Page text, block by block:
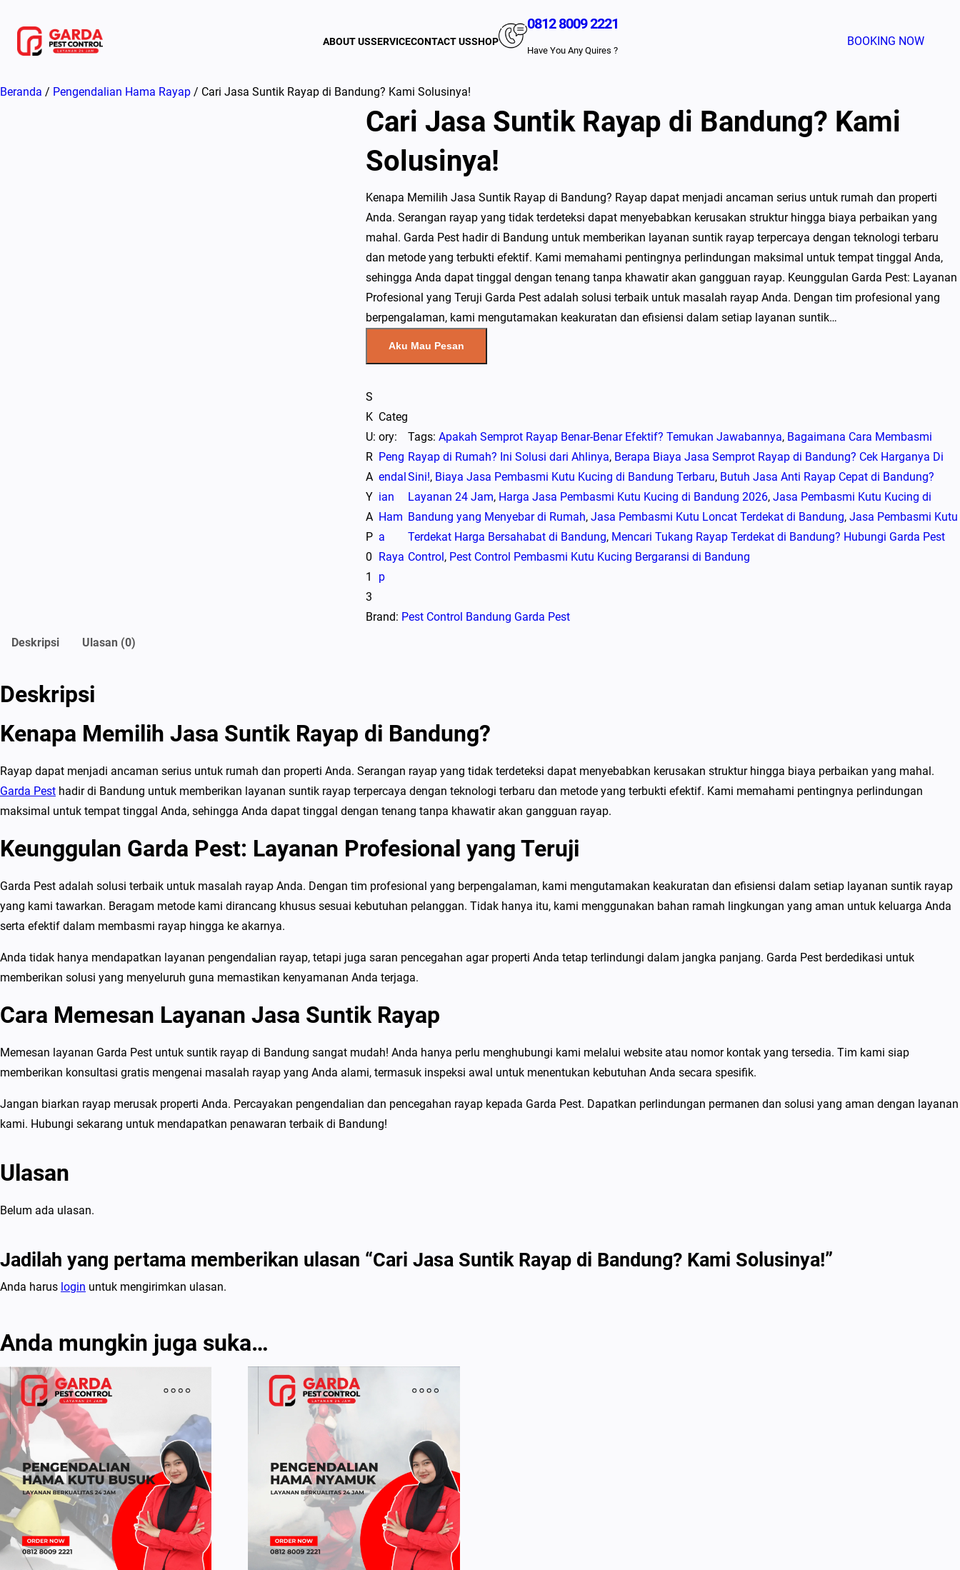
konten
ABOUT USSERVICECONTACT USSHOP
0812 8009 2221
Have You Any Quires ?
BOOKING NOW
Beranda / Pengendalian Hama Rayap / Cari Jasa Suntik Rayap di Bandung? Kami Solusinya!
Cari Jasa Suntik Rayap di Bandung? Kami
Solusinya!
Kenapa Memilih Jasa Suntik Rayap di Bandung? Rayap dapat menjadi ancaman serius untuk rumah dan properti
Anda. Serangan rayap yang tidak terdeteksi dapat menyebabkan kerusakan struktur hingga biaya perbaikan yang
mahal. Garda Pest hadir di Bandung untuk memberikan layanan suntik rayap terpercaya dengan teknologi terbaru
dan metode yang terbukti efektif. Kami memahami pentingnya perlindungan maksimal untuk tempat tinggal Anda,
sehingga Anda dapat tinggal dengan tenang tanpa khawatir akan gangguan rayap. Keunggulan Garda Pest: Layanan
Profesional yang Teruji Garda Pest adalah solusi terbaik untuk masalah rayap Anda. Dengan tim profesional yang
berpengalaman, kami mengutamakan keakuratan dan efisiensi dalam setiap layanan suntik…
Aku Mau Pesan
S
K
U:
R
A
Y
A
P
0
1
3
Categ
ory:
Peng
endal
ian
Ham
a
Raya
p
Tags: Apakah Semprot Rayap Benar-Benar Efektif? Temukan Jawabannya, Bagaimana Cara Membasmi
Rayap di Rumah? Ini Solusi dari Ahlinya, Berapa Biaya Jasa Semprot Rayap di Bandung? Cek Harganya Di
Sini!, Biaya Jasa Pembasmi Kutu Kucing di Bandung Terbaru, Butuh Jasa Anti Rayap Cepat di Bandung?
Layanan 24 Jam, Harga Jasa Pembasmi Kutu Kucing di Bandung 2026, Jasa Pembasmi Kutu Kucing di
Bandung yang Menyebar di Rumah, Jasa Pembasmi Kutu Loncat Terdekat di Bandung, Jasa Pembasmi Kutu
Terdekat Harga Bersahabat di Bandung, Mencari Tukang Rayap Terdekat di Bandung? Hubungi Garda Pest
Control, Pest Control Pembasmi Kutu Kucing Bergaransi di Bandung
Brand: Pest Control Bandung Garda Pest
Deskripsi
Ulasan (0)
Deskripsi
Kenapa Memilih Jasa Suntik Rayap di Bandung?
Rayap dapat menjadi ancaman serius untuk rumah dan properti Anda. Serangan rayap yang tidak terdeteksi dapat menyebabkan kerusakan struktur hingga biaya perbaikan yang mahal.
Garda Pest hadir di Bandung untuk memberikan layanan suntik rayap terpercaya dengan teknologi terbaru dan metode yang terbukti efektif. Kami memahami pentingnya perlindungan
maksimal untuk tempat tinggal Anda, sehingga Anda dapat tinggal dengan tenang tanpa khawatir akan gangguan rayap.
Keunggulan Garda Pest: Layanan Profesional yang Teruji
Garda Pest adalah solusi terbaik untuk masalah rayap Anda. Dengan tim profesional yang berpengalaman, kami mengutamakan keakuratan dan efisiensi dalam setiap layanan suntik rayap
yang kami tawarkan. Beragam metode kami dirancang khusus sesuai kebutuhan pelanggan. Tidak hanya itu, kami menggunakan bahan ramah lingkungan yang aman untuk keluarga Anda
serta efektif dalam membasmi rayap hingga ke akarnya.
Anda tidak hanya mendapatkan layanan pengendalian rayap, tetapi juga saran pencegahan agar properti Anda tetap terlindungi dalam jangka panjang. Garda Pest berdedikasi untuk
memberikan solusi yang menyeluruh guna memastikan kenyamanan Anda terjaga.
Cara Memesan Layanan Jasa Suntik Rayap
Memesan layanan Garda Pest untuk suntik rayap di Bandung sangat mudah! Anda hanya perlu menghubungi kami melalui website atau nomor kontak yang tersedia. Tim kami siap
memberikan konsultasi gratis mengenai masalah rayap yang Anda alami, termasuk inspeksi awal untuk menentukan kebutuhan Anda secara spesifik.
Jangan biarkan rayap merusak properti Anda. Percayakan pengendalian dan pencegahan rayap kepada Garda Pest. Dapatkan perlindungan permanen dan solusi yang aman dengan layanan
kami. Hubungi sekarang untuk mendapatkan penawaran terbaik di Bandung!
Ulasan
Belum ada ulasan.
Jadilah yang pertama memberikan ulasan “Cari Jasa Suntik Rayap di Bandung? Kami Solusinya!”
Anda harus login untuk mengirimkan ulasan.
Anda mungkin juga suka…